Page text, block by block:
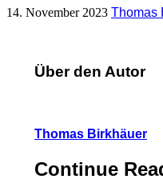
14. November 2023 Thomas
Über den Autor
Thomas Birkhäuer
Continue